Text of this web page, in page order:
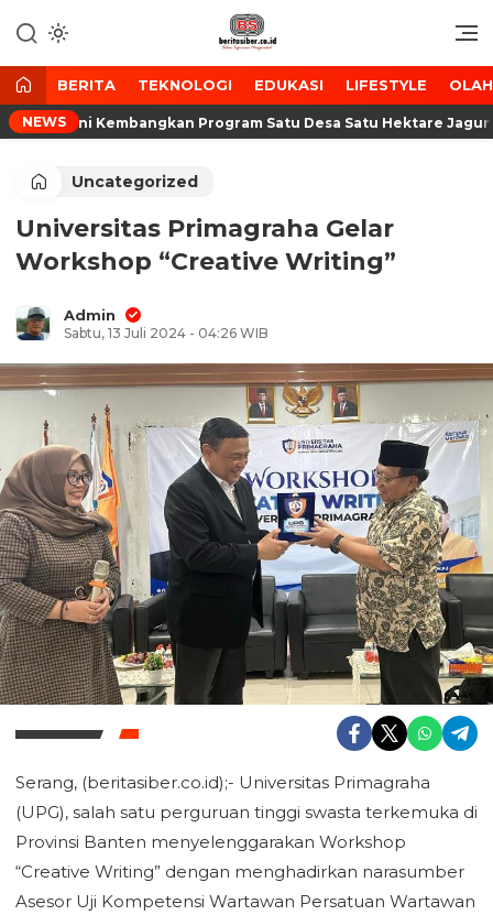
ke
konten
BeritaSiber.co.id
Media Tanggap Dan Akurat
BERITA TEKNOLOGI EDUKASI LIFESTYLE
NEWS
Tani Kembangkan Program Satu Desa Satu Hektare Jagung
Uncategorized
Universitas Primagraha Gelar
Workshop “Creative Writing”
Admin
Sabtu, 13 Juli 2024 - 04:26 WIB
Serang, (beritasiber.co.id);- Universitas Primagraha
(UPG), salah satu perguruan tinggi swasta terkemuka di
Provinsi Banten menyelenggarakan Workshop
“Creative Writing” dengan menghadirkan narasumber
Asesor Uji Kompetensi Wartawan Persatuan Wartawan